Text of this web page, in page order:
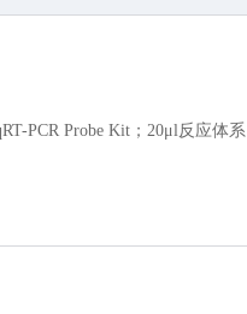
PCR Probe Kit；20μl反应体系